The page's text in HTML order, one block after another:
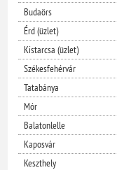
Budaörs
Érd (üzlet)
Kistarcsa (üzlet)
Székesfehérvár
Tatabánya
Mór
Balatonlelle
Kaposvár
Keszthely